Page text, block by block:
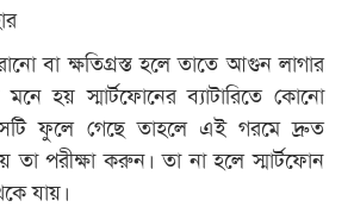
বা ক্ষতিগ্রস্ত হলে তাতে আগুন লাগার
হয় স্মার্টফোনের ব্যাটারিতে কোনো
ফুলে গেছে তাহলে এই গরমে দ্রুত
তা পরীক্ষা করুন। তা না হলে স্মার্টফোন
যায়।